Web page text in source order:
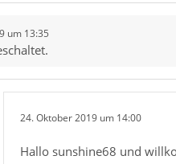
um 13:35
24. Oktober 2019 um 14:00
Hallo sunshine68 und